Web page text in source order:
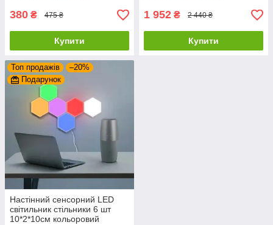
380 ₴ 475 ₴
Купити
1 952 ₴ 2 440 ₴
Купити
Топ продажів
–20%
Подарунок
Настінний сенсорний LED
світильник стільники 6 шт
10*2*10см кольоровий